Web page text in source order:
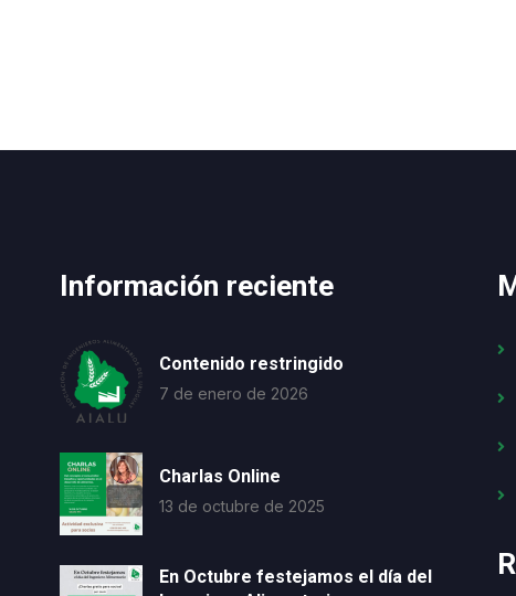
Información reciente
Contenido restringido
7 de enero de 2026
Charlas Online
13 de octubre de 2025
En Octubre festejamos el día del